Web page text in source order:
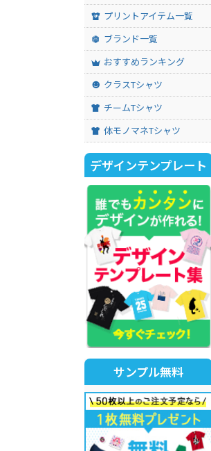
プリントアイテム一覧
ブランド一覧
おすすめランキング
クラスTシャツ
チームTシャツ
体モノマネTシャツ
デザインテンプレート
サンプル無料